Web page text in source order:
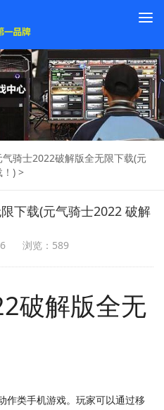
气骑士2022破解版全无限下载(元
！) >
下载(元气骑士2022 破解
浏览：589
破解版全无
作类手机游戏。玩家可以通过移